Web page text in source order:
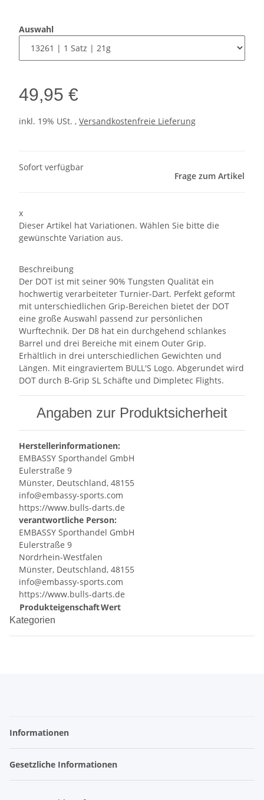
Auswahl
49,95 €
inkl. 19% USt. , Versandkostenfreie Lieferung
Sofort verfügbar
Frage zum Artikel
x
Dieser Artikel hat Variationen. Wählen Sie bitte die
gewünschte Variation aus.
Beschreibung
Der DOT ist mit seiner 90% Tungsten Qualität ein
hochwertig verarbeiteter Turnier-Dart. Perfekt geformt
mit unterschiedlichen Grip-Bereichen bietet der DOT
eine große Auswahl passend zur persönlichen
Wurftechnik. Der D8 hat ein durchgehend schlankes
Barrel und drei Bereiche mit einem Outer Grip.
Erhältlich in drei unterschiedlichen Gewichten und
Längen. Mit eingraviertem BULL'S Logo. Abgerundet wird
DOT durch B-Grip SL Schäfte und Dimpletec Flights.
Angaben zur Produktsicherheit
Herstellerinformationen:
EMBASSY Sporthandel GmbH
Eulerstraße 9
Münster, Deutschland, 48155
info@embassy-sports.com
https://www.bulls-darts.de
verantwortliche Person:
EMBASSY Sporthandel GmbH
Eulerstraße 9
Nordrhein-Westfalen
Münster, Deutschland, 48155
info@embassy-sports.com
https://www.bulls-darts.de
ProdukteigenschaftWert
Kategorien
Informationen
Gesetzliche Informationen